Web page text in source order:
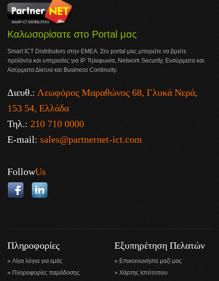
Καλωσορίσατε στο Portal μας
Smart ICT Distributors στην ΕΜΕΑ. Στο portal μας μπορείτε να βρείτε
προϊόντα και υπηρεσίες για IP Τηλεφωνία, Network Security, Ενσύρματα και
Ασύρματα Δίκτυα και Business Continuity.
Διευθ.: Λεωφόρος Μαραθώνος 68, Γλυκά Νερά,
153 54, Ελλάδα
Τηλ.: 210 710 0000
E-mail: sales@partnernet-ict.com
FollowUs
Πληροφορίες
Λίγα λόγια για εμάς
Πληροφορίες παράδοσης
Εξυπηρέτηση Πελατών
Επικοινωνήστε μαζί μας
Χάρτης Ιστότοπου